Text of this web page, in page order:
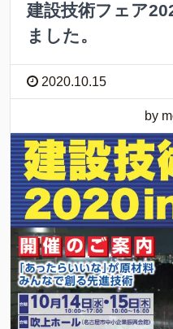
建設技術フェア
ました。
2020.10.15
by